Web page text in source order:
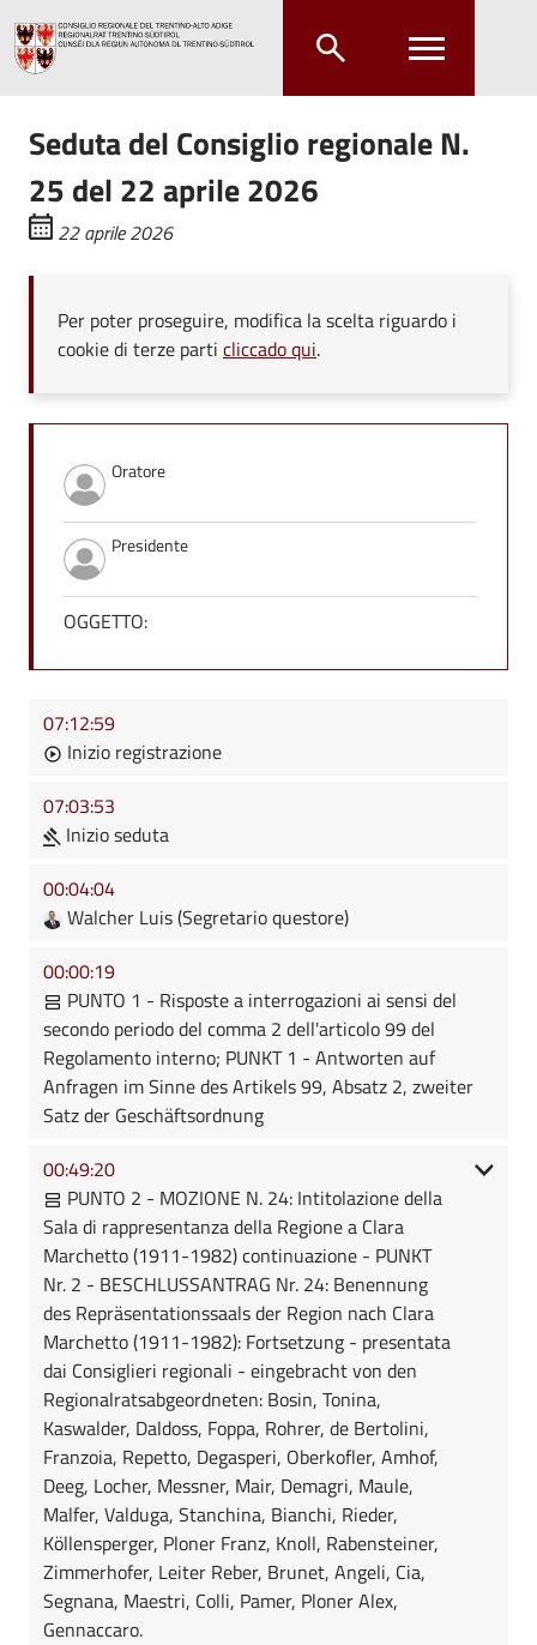
Seduta del Consiglio regionale N.
25 del 22 aprile 2026
22 aprile 2026
Per poter proseguire, modifica la scelta riguardo i
cookie di terze parti cliccado qui.
Oratore
Presidente
OGGETTO:
07:12:59
Inizio registrazione
07:03:53
Inizio seduta
00:04:04
Walcher Luis (Segretario questore)
00:00:19
PUNTO 1 - Risposte a interrogazioni ai sensi del
secondo periodo del comma 2 dell'articolo 99 del
Regolamento interno; PUNKT 1 - Antworten auf
Anfragen im Sinne des Artikels 99, Absatz 2, zweiter
Satz der Geschäftsordnung
00:49:20
PUNTO 2 - MOZIONE N. 24: Intitolazione della
Sala di rappresentanza della Regione a Clara
Marchetto (1911-1982) continuazione - PUNKT
Nr. 2 - BESCHLUSSANTRAG Nr. 24: Benennung
des Repräsentationssaals der Region nach Clara
Marchetto (1911-1982): Fortsetzung - presentata
dai Consiglieri regionali - eingebracht von den
Regionalratsabgeordneten: Bosin, Tonina,
Kaswalder, Daldoss, Foppa, Rohrer, de Bertolini,
Franzoia, Repetto, Degasperi, Oberkofler, Amhof,
Deeg, Locher, Messner, Mair, Demagri, Maule,
Malfer, Valduga, Stanchina, Bianchi, Rieder,
Köllensperger, Ploner Franz, Knoll, Rabensteiner,
Zimmerhofer, Leiter Reber, Brunet, Angeli, Cia,
Segnana, Maestri, Colli, Pamer, Ploner Alex,
Gennaccaro.